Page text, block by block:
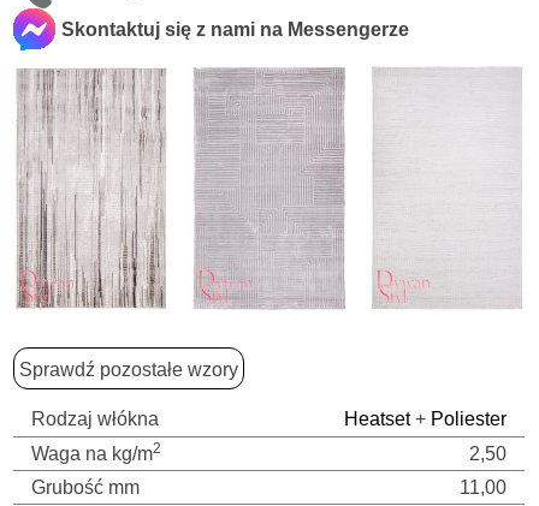
Skontaktuj się z nami na Messengerze
Sprawdź pozostałe wzory
Rodzaj włókna Heatset+ Poliester
Waga na kg/m2
2,50
Grubość mm
11,00